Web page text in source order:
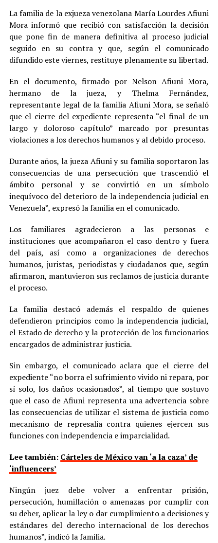
La familia de la exjueza venezolana María Lourdes Afiuni
Mora informó que recibió con satisfacción la decisión
que pone fin de manera definitiva al proceso judicial
seguido en su contra y que, según el comunicado
difundido este viernes, restituye plenamente su libertad.
En el documento, firmado por Nelson Afiuni Mora,
hermano de la jueza, y Thelma Fernández,
representante legal de la familia Afiuni Mora, se señaló
que el cierre del expediente representa “el final de un
largo y doloroso capítulo” marcado por presuntas
violaciones a los derechos humanos y al debido proceso.
Durante años, la jueza Afiuni y su familia soportaron las
consecuencias de una persecución que trascendió el
ámbito personal y se convirtió en un símbolo
inequívoco del deterioro de la independencia judicial en
Venezuela”, expresó la familia en el comunicado.
Los familiares agradecieron a las personas e
instituciones que acompañaron el caso dentro y fuera
del país, así como a organizaciones de derechos
humanos, juristas, periodistas y ciudadanos que, según
afirmaron, mantuvieron sus reclamos de justicia durante
el proceso.
La familia destacó además el respaldo de quienes
defendieron principios como la independencia judicial,
el Estado de derecho y la protección de los funcionarios
encargados de administrar justicia.
Sin embargo, el comunicado aclara que el cierre del
expediente “no borra el sufrimiento vivido ni repara, por
sí solo, los daños ocasionados”, al tiempo que sostuvo
que el caso de Afiuni representa una advertencia sobre
las consecuencias de utilizar el sistema de justicia como
mecanismo de represalia contra quienes ejercen sus
funciones con independencia e imparcialidad.
Lee también: Cárteles de México van ‘a la caza’ de
‘influencers’
Ningún juez debe volver a enfrentar prisión,
persecución, humillación o amenazas por cumplir con
su deber, aplicar la ley o dar cumplimiento a decisiones y
estándares del derecho internacional de los derechos
humanos”, indicó la familia.